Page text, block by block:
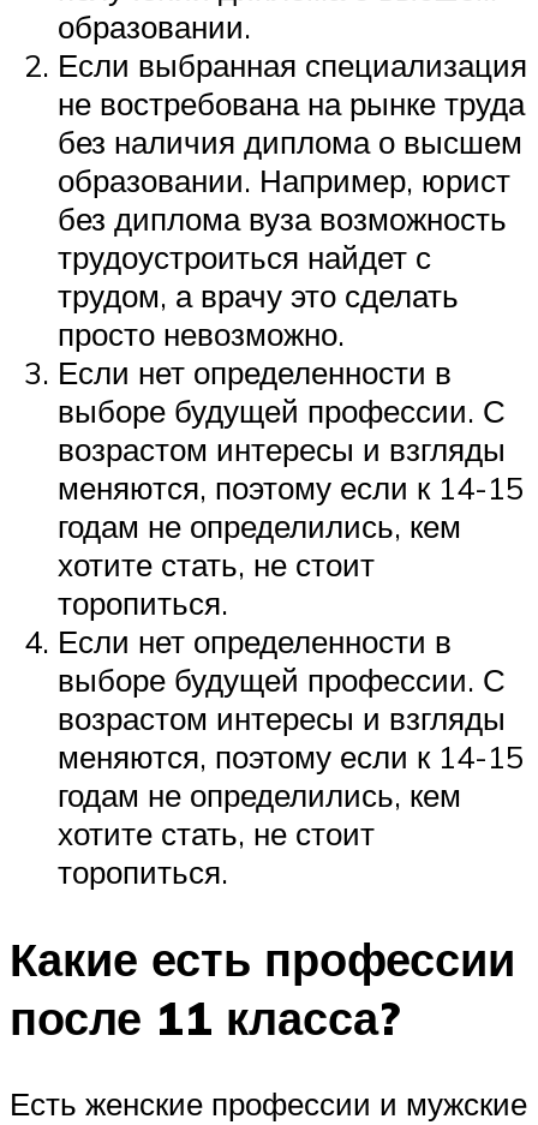
образовании.
Если выбранная специализация
не востребована на рынке труда
без наличия диплома о высшем
образовании. Например, юрист
без диплома вуза возможность
трудоустроиться найдет с
трудом, а врачу это сделать
просто невозможно.
Если нет определенности в
выборе будущей профессии. С
возрастом интересы и взгляды
меняются, поэтому если к 14-15
годам не определились, кем
хотите стать, не стоит
торопиться.
Если нет определенности в
выборе будущей профессии. С
возрастом интересы и взгляды
меняются, поэтому если к 14-15
годам не определились, кем
хотите стать, не стоит
торопиться.
Какие есть профессии
после 11 класса?
Есть женские профессии и мужские